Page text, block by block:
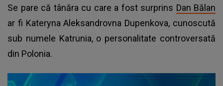
Se pare că tânăra cu care a fost surprins Dan Bălan
ar fi Kateryna Aleksandrovna Dupenkova, cunoscută
sub numele Katrunia, o personalitate controversată
din Polonia.